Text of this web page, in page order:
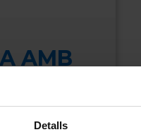
Detalls
AMB